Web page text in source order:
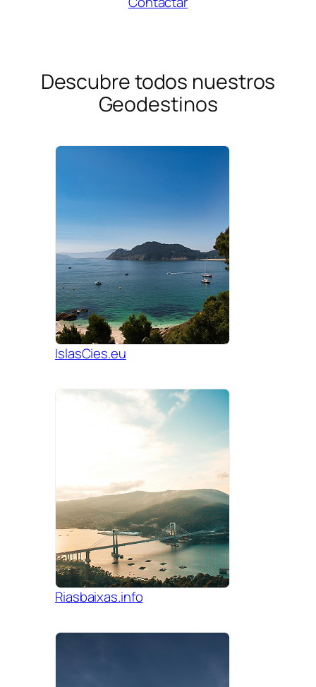
Descubre todos nuestros
Geodestinos
IslasCies.eu
Riasbaixas.info